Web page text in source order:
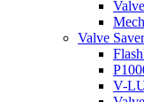
Valve
V-